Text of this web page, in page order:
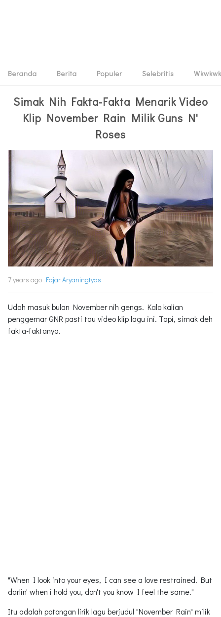
Beranda Berita Populer Selebritis Wkwkwk
Simak Nih Fakta-Fakta Menarik Video
Klip November Rain Milik Guns N'
Roses
7 years ago Fajar Aryaningtyas
Udah masuk bulan November nih gengs. Kalo kalian
penggemar GNR pasti tau video klip lagu ini. Tapi, simak deh
fakta-faktanya.
"When I look into your eyes, I can see a love restrained. But
darlin' when i hold you, don't you know I feel the same."
Itu adalah potongan lirik lagu berjudul "November Rain" milik